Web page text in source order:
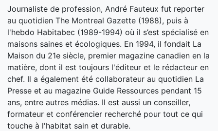
Journaliste de profession, André Fauteux fut reporter
au quotidien The Montreal Gazette (1988), puis à
l'hebdo Habitabec (1989-1994) où il s’est spécialisé en
maisons saines et écologiques. En 1994, il fondait La
Maison du 21e siècle, premier magazine canadien en la
matière, dont il est toujours l'éditeur et le rédacteur en
chef. Il a également été collaborateur au quotidien La
Presse et au magazine Guide Ressources pendant 15
ans, entre autres médias. Il est aussi un conseiller,
formateur et conférencier recherché pour tout ce qui
touche à l'habitat sain et durable.